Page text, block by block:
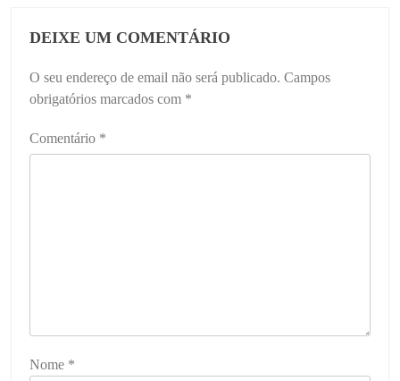
DEIXE UM COMENTÁRIO
O seu endereço de email não será publicado. Campos
obrigatórios marcados com *
Comentário *
Nome *